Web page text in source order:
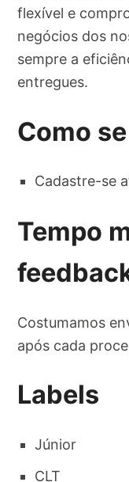
flexível e
negócios dos
sempre a
entregues.
Como
Cadastre-se
Tempo
Costumamos
após cada
Labels
Júnior
CLT